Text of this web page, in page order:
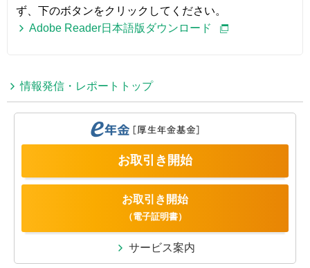
ず、下のボタンをクリックしてください。
Adobe Reader日本語版ダウンロード
情報発信・レポートトップ
お取引き開始
お取引き開始
（電子証明書）
サービス案内